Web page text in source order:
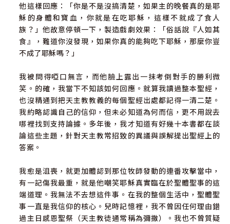
他這樣回應：「你是不是沒搞清楚，如果主的晚餐真的是耶
穌的身體和寶血，你就是在吃耶穌，這樣不就成了食人
族？」他故意停頓一下，製造戲劇效果：「俗話說『人如其
食』，難道你沒發現，如果你真的能夠吃下耶穌，那麼你豈
不成了耶穌嗎？」
我被問得啞口無言，而他臉上露出一抹考倒對手的勝利微
笑。的確，我當下不知該如何回應。就算我讀過整本聖經，
也沒精通到把天主教教義的每個聖經出處都記得一清二楚。
我約略認識自己的信仰，但未必知道為何而信，更不用說去
哪裡找到支持論據。多年後，我才知道有好幾十本書都在談
論這些主題，針對天主教常招致的異議與誤解提出聖經上的
答案。
我愈是沮喪，就更加體認到那位牧師發動的連番攻擊當中，
有一記傷我最重，就是他嘲笑耶穌真實臨在於聖體聖事的這
端道理。我無法不去想這件事。在我的整個生活中，聖體聖
事一直是我信仰的核心。兒時記憶裡，我不曾因任何理由錯
過主日感恩聖祭（天主教徒通常稱為彌撒）。我也不曾質疑